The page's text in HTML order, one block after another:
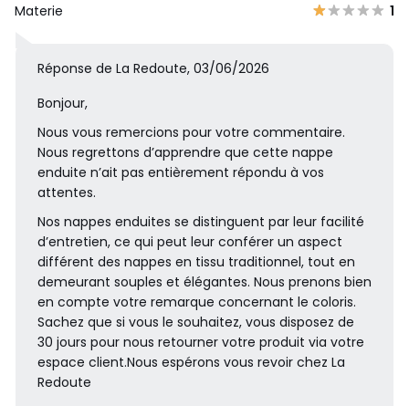
Materie 1
Réponse de La Redoute, 03/06/2026
Bonjour,
Nous vous remercions pour votre commentaire.
Nous regrettons d’apprendre que cette nappe
enduite n’ait pas entièrement répondu à vos
attentes.
Nos nappes enduites se distinguent par leur facilité
d’entretien, ce qui peut leur conférer un aspect
différent des nappes en tissu traditionnel, tout en
demeurant souples et élégantes. Nous prenons bien
en compte votre remarque concernant le coloris.
Sachez que si vous le souhaitez, vous disposez de
30 jours pour nous retourner votre produit via votre
espace client.Nous espérons vous revoir chez La
Redoute